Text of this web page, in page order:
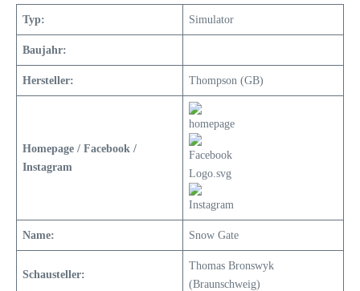
Typ: Simulator
Baujahr:
Hersteller: Thompson (GB)
Homepage / Facebook /
Instagram
Name: Snow Gate
Schausteller:
Thomas Bronswyk
(Braunschweig)